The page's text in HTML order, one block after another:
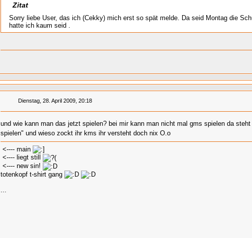
Zitat
Sorry liebe User, das ich (Cekky) mich erst so spät melde. Da seid Montag die
hatte ich kaum seid .
Dienstag, 28. April 2009, 20:18
und wie kann man das jetzt spielen? bei mir kann man nicht mal gms spielen da
spielen" und wieso zockt ihr kms ihr versteht doch nix O.o
<---- main
<---- liegt still
<---- new sin!
totenkopf t-shirt gang
...